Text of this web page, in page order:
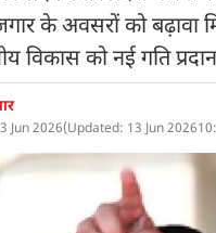
के अवसरों को बढ़ावा
विकास को नई गति
Jun 2026(Updated: 13 Jun 2026